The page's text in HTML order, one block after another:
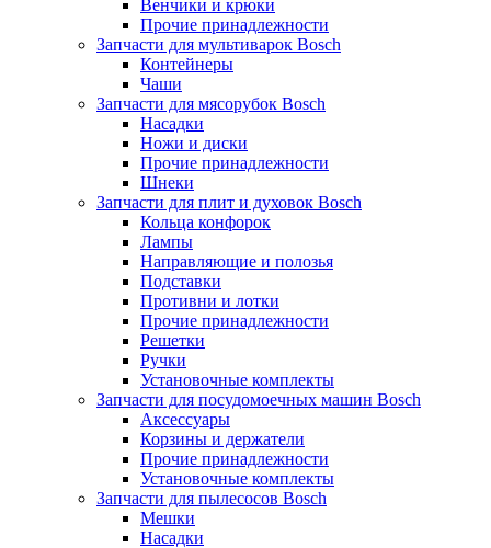
Венчики и крюки
Прочие принадлежности
Запчасти для мультиварок Bosch
Контейнеры
Чаши
Запчасти для мясорубок Bosch
Насадки
Ножи и диски
Прочие принадлежности
Шнеки
Запчасти для плит и духовок Bosch
Кольца конфорок
Лампы
Направляющие и полозья
Подставки
Противни и лотки
Прочие принадлежности
Решетки
Ручки
Установочные комплекты
Запчасти для посудомоечных машин Bosch
Аксессуары
Корзины и держатели
Прочие принадлежности
Установочные комплекты
Запчасти для пылесосов Bosch
Мешки
Насадки